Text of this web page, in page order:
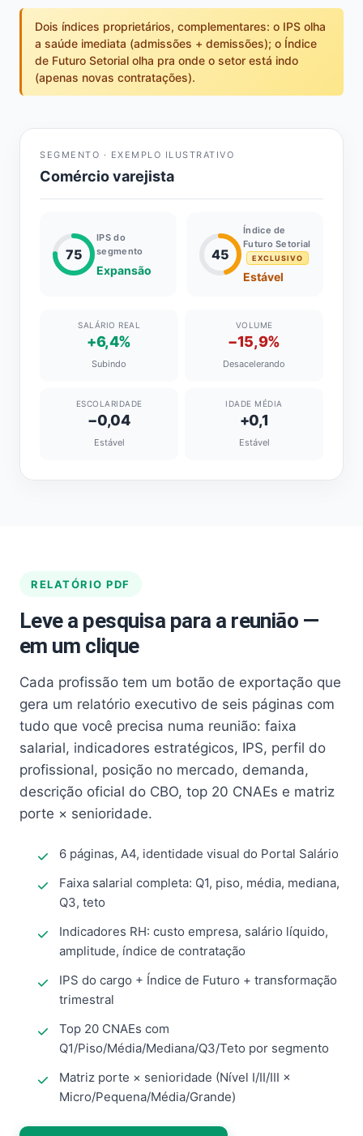
Dois índices proprietários, complementares: o IPS olha
a saúde imediata (admissões + demissões); o Índice
de Futuro Setorial olha pra onde o setor está indo
(apenas novas contratações).
SEGMENTO · EXEMPLO ILUSTRATIVO
Comércio varejista
75
IPS do
segmento
Expansão
45
Índice de
Futuro Setorial
EXCLUSIVO
Estável
SALÁRIO REAL
+6,4%
Subindo
VOLUME
−15,9%
Desacelerando
ESCOLARIDADE
−0,04
Estável
IDADE MÉDIA
+0,1
Estável
RELATÓRIO PDF
Leve a pesquisa para a reunião —
em um clique
Cada profissão tem um botão de exportação que
gera um relatório executivo de seis páginas com
tudo que você precisa numa reunião: faixa
salarial, indicadores estratégicos, IPS, perfil do
profissional, posição no mercado, demanda,
descrição oficial do CBO, top 20 CNAEs e matriz
porte × senioridade.
6 páginas, A4, identidade visual do Portal Salário
Faixa salarial completa: Q1, piso, média, mediana,
Q3, teto
Indicadores RH: custo empresa, salário líquido,
amplitude, índice de contratação
IPS do cargo + Índice de Futuro + transformação
trimestral
Top 20 CNAEs com
Q1/Piso/Média/Mediana/Q3/Teto por segmento
Matriz porte × senioridade (Nível I/II/III ×
Micro/Pequena/Média/Grande)